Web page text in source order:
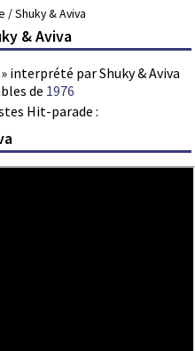
/ Shuky & Aviva
& Aviva
interprété par Shuky & Aviva
de 1976
Hit-parade :